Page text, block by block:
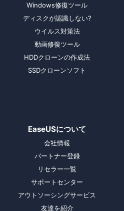
Windows修復ツール
ディスクが認識しない?
ウイルス対策法
動画修復ツール
HDDクローンの作成法
SSDクローンソフト
EaseUSについて
会社情報
パートナー登録
リセラー一覧
サポートセンター
アウトソーシングサービス
友達を紹介